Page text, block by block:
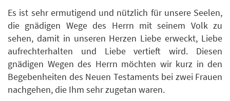
Es ist sehr ermutigend und nützlich für unsere Seelen,
die gnädigen Wege des Herrn mit seinem Volk zu
sehen, damit in unseren Herzen Liebe erweckt, Liebe
aufrechterhalten und Liebe vertieft wird. Diesen
gnädigen Wegen des Herrn möchten wir kurz in den
Begebenheiten des Neuen Testaments bei zwei Frauen
nachgehen, die Ihm sehr zugetan waren.